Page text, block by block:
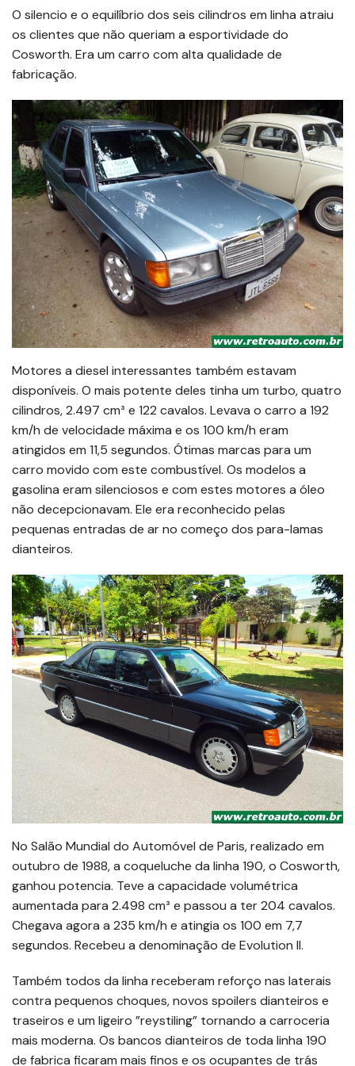
O silencio e o equilíbrio dos seis cilindros em linha atraiu
os clientes que não queriam a esportividade do
Cosworth. Era um carro com alta qualidade de
fabricação.
Motores a diesel interessantes também estavam
disponíveis. O mais potente deles tinha um turbo, quatro
cilindros, 2.497 cm³ e 122 cavalos. Levava o carro a 192
km/h de velocidade máxima e os 100 km/h eram
atingidos em 11,5 segundos. Ótimas marcas para um
carro movido com este combustível. Os modelos a
gasolina eram silenciosos e com estes motores a óleo
não decepcionavam. Ele era reconhecido pelas
pequenas entradas de ar no começo dos para-lamas
dianteiros.
No Salão Mundial do Automóvel de Paris, realizado em
outubro de 1988, a coqueluche da linha 190, o Cosworth,
ganhou potencia. Teve a capacidade volumétrica
aumentada para 2.498 cm³ e passou a ter 204 cavalos.
Chegava agora a 235 km/h e atingia os 100 em 7,7
segundos. Recebeu a denominação de Evolution II.
Também todos da linha receberam reforço nas laterais
contra pequenos choques, novos spoilers dianteiros e
traseiros e um ligeiro ”reystiling” tornando a carroceria
mais moderna. Os bancos dianteiros de toda linha 190
de fabrica ficaram mais finos e os ocupantes de trás